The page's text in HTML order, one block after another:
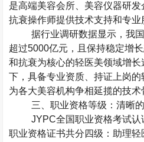
是高端美容会所、美容仪器研
抗衰操作师提供技术支持和专业
据行业调研数据显示，我
超过5000亿元，且保持稳定增
和抗衰为核心的轻医美领域增
下，具备专业资质、持证上岗
为各大美容机构争相延揽的技术
三、职业资格等级：清晰
JYPC全国职业资格考试
职业资格证书共分四级：助理